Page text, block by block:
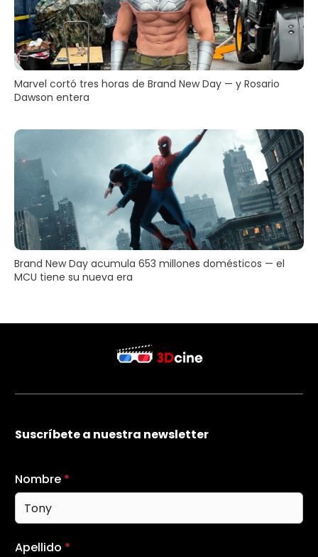
Marvel cortó tres horas de Brand New Day — y Rosario
Dawson entera
Brand New Day acumula 653 millones domésticos — el
MCU tiene su nueva era
Suscríbete a nuestra newsletter
Nombre *
Apellido *